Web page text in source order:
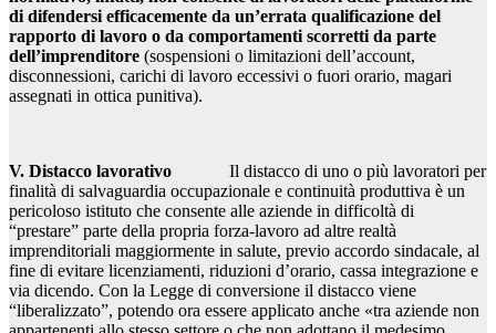
di difendersi efficacemente da un’errata qualificazione del
rapporto di lavoro o da comportamenti scorretti da parte
dell’imprenditore (sospensioni o limitazioni dell’account,
disconnessioni, carichi di lavoro eccessivi o fuori orario, magari
assegnati in ottica punitiva).
V. Distacco lavorativo Il distacco di uno o più lavoratori per
finalità di salvaguardia occupazionale e continuità produttiva è un
pericoloso istituto che consente alle aziende in difficoltà di
“prestare” parte della propria forza-lavoro ad altre realtà
imprenditoriali maggiormente in salute, previo accordo sindacale, al
fine di evitare licenziamenti, riduzioni d’orario, cassa integrazione e
via dicendo. Con la Legge di conversione il distacco viene
“liberalizzato”, potendo ora essere applicato anche «tra aziende non